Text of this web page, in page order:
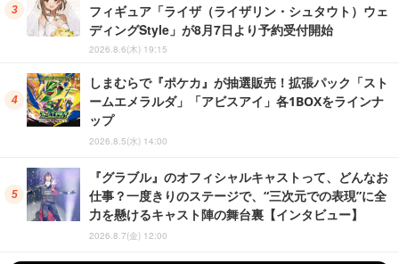
フィギュア「ライザ（ライザリン・シュタウト）ウェ
ディングStyle」が8月7日より予約受付開始
2026.8.6(木) 19:15
しまむらで『ポケカ』が抽選販売！拡張パック「スト
ームエメラルダ」「アビスアイ」各1BOXをラインナ
ップ
2026.8.5(水) 14:00
『グラブル』のオフィシャルキャストって、どんなお
仕事？一度きりのステージで、“三次元での表現”に全
力を懸けるキャスト陣の舞台裏【インタビュー】
2026.8.7(金) 12:00